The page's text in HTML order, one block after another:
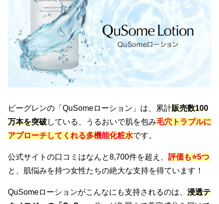
ビーグレンの「QuSomeローション」は、累計販売数100
万本を突破している、うるおいで肌を包み毛穴トラブルに
アプローチしてくれる多機能化粧水です。
公式サイトの口コミはなんと8,700件を超え、 評価も⭐️5つ
と、肌悩みを持つ女性たちの絶大な支持を得ています！
QuSomeローションがこんなにも支持されるのは、 浸透テ